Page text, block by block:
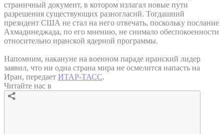
страничный документ, в котором излагал новые пути
разрешения существующих разногласий. Тогдашний
президент США не стал на него отвечать, поскольку послание
Ахмадинеджада, по его мнению, не снимало обеспокоенности
относительно иранской ядерной программы.
Напомним, накануне на военном параде иранский лидер
заявил, что ни одна страна мира не осмелится напасть на
Иран, передает ИТАР-ТАСС.
Читайте нас в